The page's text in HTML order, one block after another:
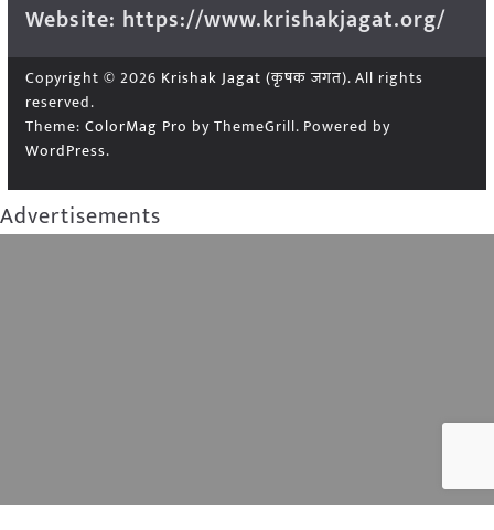
Website: https://www.krishakjagat.org/
Copyright © 2026 Krishak Jagat (कृषक जगत). All rights
reserved.
Theme: ColorMag Pro by ThemeGrill. Powered by
WordPress.
Advertisements